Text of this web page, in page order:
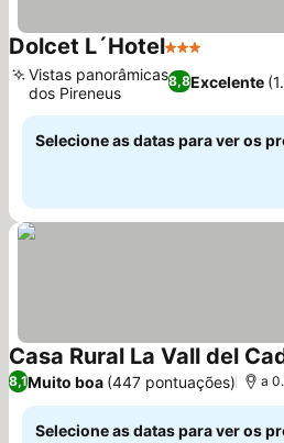
Dolcet L´Hotel3 Estrelas
8,8Excelente
Vistas panorâmicas
dos Pireneus
Selecione as datas para ver os
Casa Rural La Vall del
8,1Muito boa (447 pontuações) a
Selecione as datas para ver os